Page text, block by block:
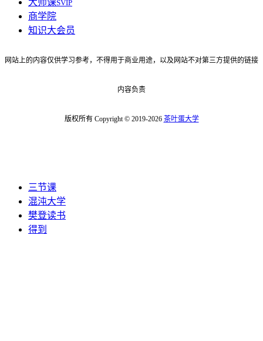
SVIP
商学院
知识大会员
网站上的内容仅供学习参考，不得用于商业用途，以及网站不对第三方提供的链接
内容负责
版权所有 Copyright © 2019-2026 茶叶蛋大学
三节课
混沌大学
樊登读书
得到